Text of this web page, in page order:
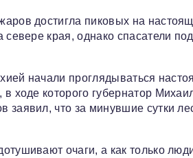
достигла пиковых на
края, однако спасатели
начали проглядываться
ходе которого губернатор
заявил, что за минувшие сутки
очаги, а как только